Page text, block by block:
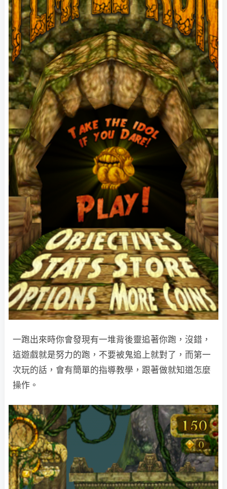
一跑出來時你會發現有一堆背後靈追著你跑，沒錯，
這遊戲就是努力的跑，不要被鬼追上就對了，而第一
次玩的話，會有簡單的指導教學，跟著做就知道怎麼
操作。